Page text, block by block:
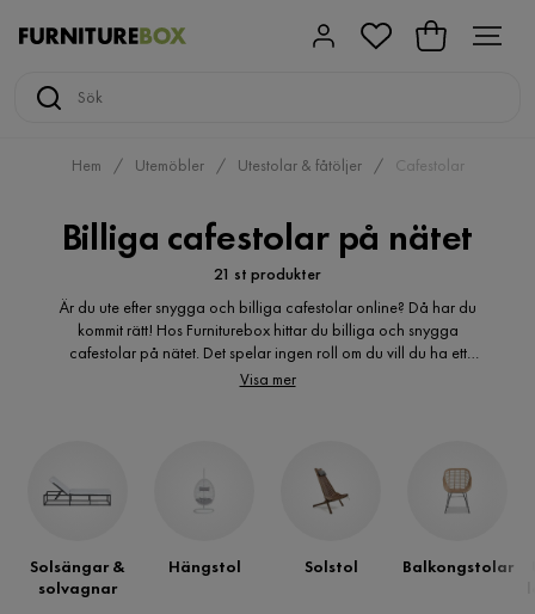
Hem Utemöbler Utestolar & fåtöljer Cafestolar
Billiga cafestolar på nätet
21 st produkter
Är du ute efter snygga och billiga cafestolar online? Då har du
kommit rätt! Hos Furniturebox hittar du billiga och snygga
cafestolar på nätet. Det spelar ingen roll om du vill du ha ett
klassiskt eller modernt uttryck, här hittar du många varianter av
billiga cafestol du söker.
Visa mer
Solsängar &
solvagnar
Hängstol Solstol Balkongstolar